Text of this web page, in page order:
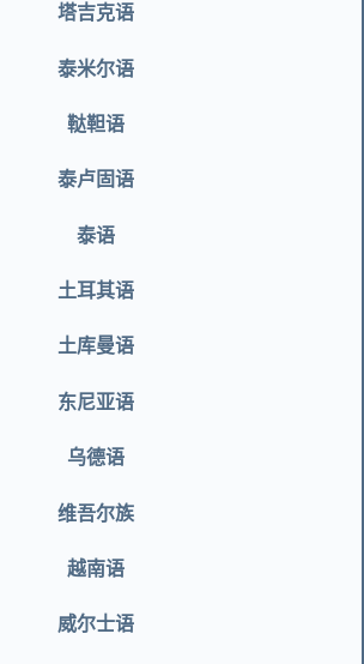
塔吉克语
泰米尔语
鞑靼语
泰卢固语
泰语
土耳其语
土库曼语
东尼亚语
乌德语
维吾尔族
越南语
威尔士语